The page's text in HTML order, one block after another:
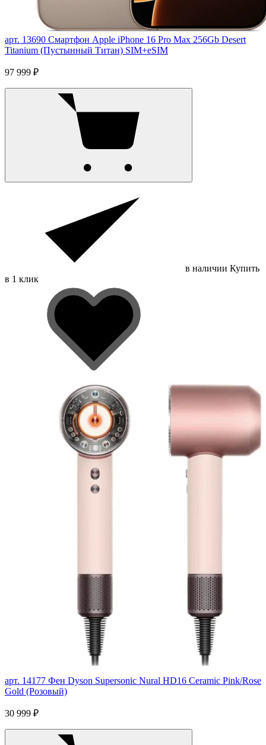
арт. 13690 Смартфон Apple iPhone 16 Pro Max 256Gb Desert
Titanium (Пустынный Титан) SIM+eSIM
97 999 ₽
в наличии Купить
в 1 клик
арт. 14177 Фен Dyson Supersonic Nural HD16 Ceramic Pink/Rose
Gold (Розовый)
30 999 ₽